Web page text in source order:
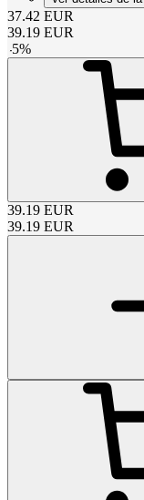
37.42 EUR
39.19 EUR
-5%
39.19 EUR
39.19 EUR